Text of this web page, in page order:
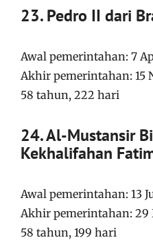
23. Pedro II dari
Awal pemerintahan: 7
Akhir pemerintahan: 15
58 tahun, 222 hari
24. Al-Mustansir
Kekhalifahan
Awal pemerintahan: 13
Akhir pemerintahan: 29
58 tahun, 199 hari